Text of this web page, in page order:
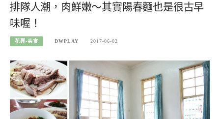
排隊人潮，肉鮮嫩～其實陽春麵也是很古早
味喔！
花蓮-美食 DWPLAY 2017-06-02